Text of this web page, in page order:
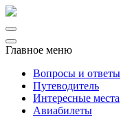
Главное меню
Вопросы и ответы
Путеводитель
Интересные места
Авиабилеты